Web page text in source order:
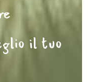
il tuo